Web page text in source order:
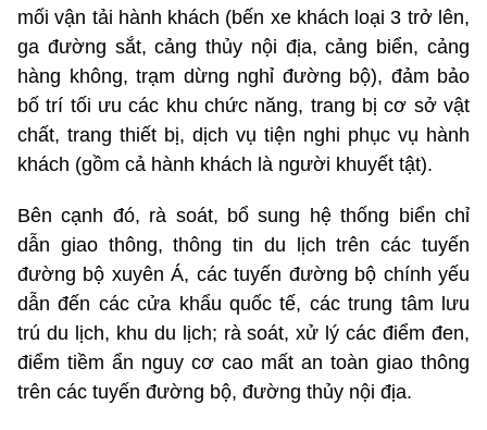
mối vận tải hành khách (bến xe khách loại 3 trở lên,
ga đường sắt, cảng thủy nội địa, cảng biển, cảng
hàng không, trạm dừng nghỉ đường bộ), đảm bảo
bố trí tối ưu các khu chức năng, trang bị cơ sở vật
chất, trang thiết bị, dịch vụ tiện nghi phục vụ hành
khách (gồm cả hành khách là người khuyết tật).
Bên cạnh đó, rà soát, bổ sung hệ thống biển chỉ
dẫn giao thông, thông tin du lịch trên các tuyến
đường bộ xuyên Á, các tuyến đường bộ chính yếu
dẫn đến các cửa khẩu quốc tế, các trung tâm lưu
trú du lịch, khu du lịch; rà soát, xử lý các điểm đen,
điểm tiềm ẩn nguy cơ cao mất an toàn giao thông
trên các tuyến đường bộ, đường thủy nội địa.